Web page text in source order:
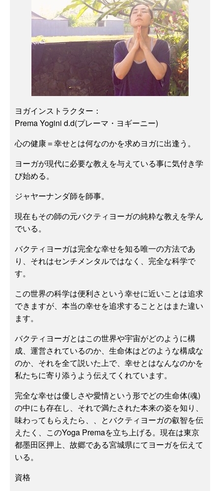
ヨガインストラクター：
Prema Yogini d.d(プレーマ・ヨギーニー)
心の健康＝幸せとは何なのかを求めヨガに出逢う。
ヨーガが現代に必要な教えを与えている事に気付き学
び始める。
ジャヤーナンダ師を師事。
現在もその師の元バクティヨーガの純粋な教えを学ん
でいる。
バクティヨーガは完全な幸せを知る唯一の方法であ
り、それはセンチメンタルではなく、完全な科学で
す。
この世界の科学は便利さという幸せに近いことは追求
できますが、本当の幸せを追求することとはまた違い
ます。
バクティヨーガとはこの世界や宇宙がどのように構
成、運営されているのか、生命体はどのような構成な
のか、それを全て説いた上で、幸せとはなんなのかを
私たちに寄り添うよう伝えてくれています。
完全な幸せは優しさや愛情という形でどの生命体(魂)
の中にも存在し、それで満たされた本来の姿を知り、
味わってもらえたら、、とバクティヨーガの叡智を伝
えたく、このYoga Premaを立ち上げる。現在は東京
都墨田区押上、故郷である宮城県にてヨーガを伝えて
いる。
資格